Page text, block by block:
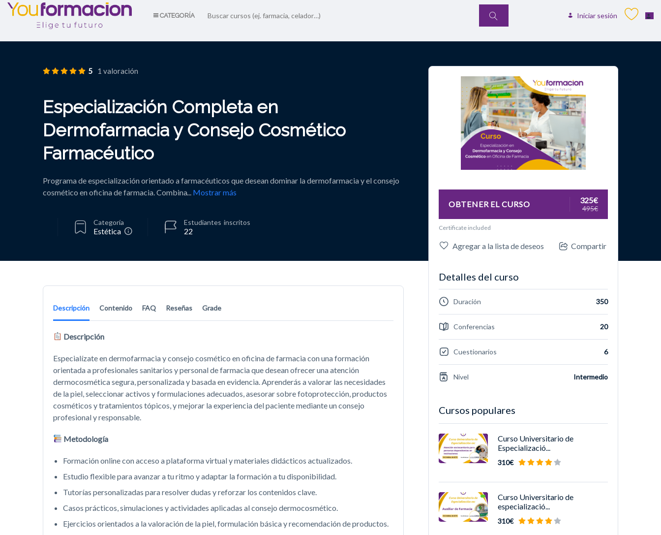
CATEGORÍA Iniciar sesión
5 1 valoración
Especialización Completa en
Dermofarmacia y Consejo Cosmético
Farmacéutico
Programa de especialización orientado a farmacéuticos que desean dominar la dermofarmacia y el consejo
cosmético en oficina de farmacia. Combina... Mostrar más
Categoría
Estética 22
Estudiantes inscritos
Descripción Contenido FAQ Reseñas Grade
Descripción
Especialízate en dermofarmacia y consejo cosmético en oficina de farmacia con una formación
orientada a profesionales sanitarios y personal de farmacia que desean ofrecer una atención
dermocosmética segura, personalizada y basada en evidencia. Aprenderás a valorar las necesidades
de la piel, seleccionar activos y formulaciones adecuados, asesorar sobre fotoprotección, productos
cosméticos y tratamientos tópicos, y mejorar la experiencia del paciente mediante un consejo
profesional y responsable.
Metodología
Formación online con acceso a plataforma virtual y materiales didácticos actualizados.
Estudio flexible para avanzar a tu ritmo y adaptar la formación a tu disponibilidad.
Tutorías personalizadas para resolver dudas y reforzar los contenidos clave.
Casos prácticos, simulaciones y actividades aplicadas al consejo dermocosmético.
Ejercicios orientados a la valoración de la piel, formulación básica y recomendación de productos.
OBTENER EL CURSO 325€
495€
Certificate included
Agregar a la lista de deseos Compartir
Detalles del curso
Duración 350
Conferencias 20
Cuestionarios 6
Nivel Intermedio
Cursos populares
Curso Universitario de
Especializació...
310€
Curso Universitario de
especializació...
310€